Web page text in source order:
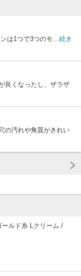
は1つで3つのモ… 続き
良くなったし、ザラザ
の汚れや角質がきれい
ルド糸 Lクリーム /